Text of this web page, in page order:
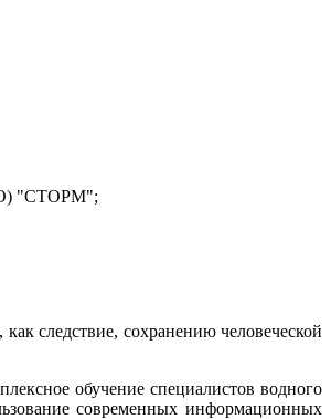
"СТОРМ";
следствие, сохранению человеческой
обучение специалистов водного
современных информационных